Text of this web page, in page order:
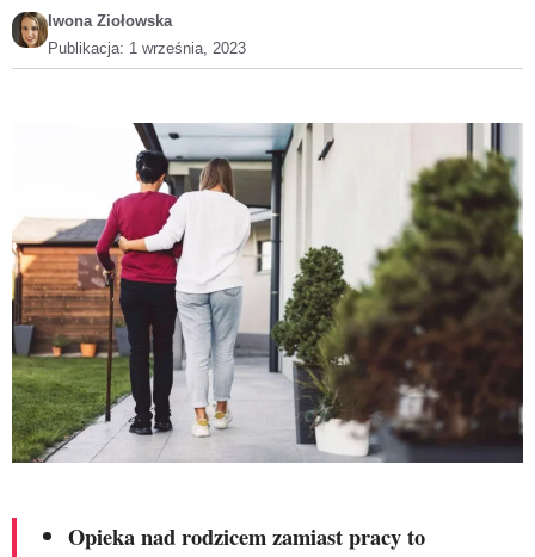
Iwona Ziołowska
Publikacja: 1 września, 2023
Opieka nad rodzicem zamiast pracy to